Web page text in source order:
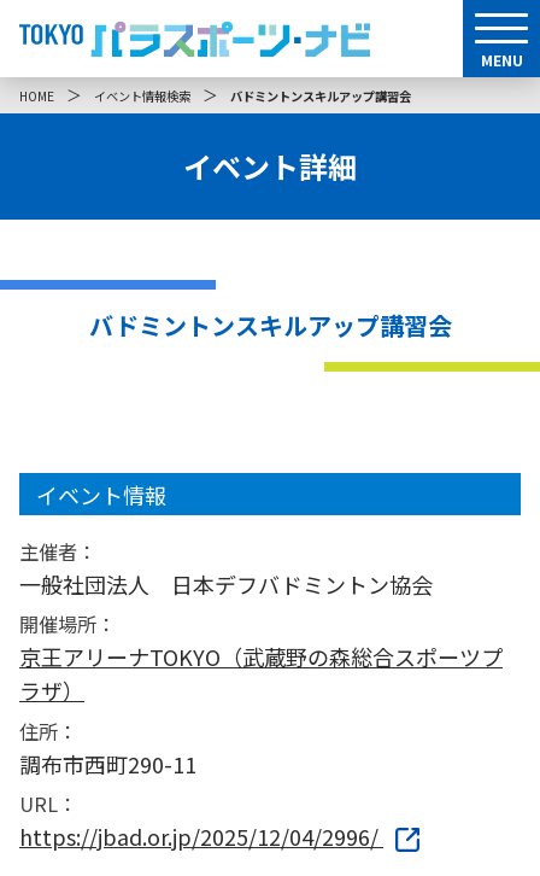
MENU
HOME ＞ イベント情報検索 ＞ バドミントンスキルアップ講習会
イベント詳細
バドミントンスキルアップ講習会
イベント情報
主催者：
一般社団法人 日本デフバドミントン協会
開催場所：
京王アリーナTOKYO（武蔵野の森総合スポーツプ
ラザ）
住所：
調布市西町290-11
URL：
https://jbad.or.jp/2025/12/04/2996/